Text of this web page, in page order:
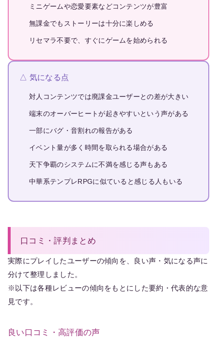
ミニゲームや恋愛要素などコンテンツが豊富
無課金でもストーリーは十分に楽しめる
リセマラ不要で、すぐにゲームを始められる
△ 気になる点
対人コンテンツでは廃課金ユーザーとの差が大きい
端末のオーバーヒートが起きやすいという声がある
一部にバグ・音割れの報告がある
イベント量が多く時間を取られる場合がある
天下争覇のシステムに不満を感じる声もある
中華系テンプレRPGに似ていると感じる人もいる
口コミ・評判まとめ
実際にプレイしたユーザーの傾向を、良い声・気になる声に
分けて整理しました。
※以下は各種レビューの傾向をもとにした要約・代表的な意
見です。
良い口コミ・高評価の声